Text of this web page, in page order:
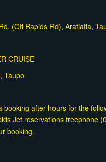
(Off Rapids Rd), Aratiatia,
CRUISE
Taupo
booking after hours for the
Jet reservations freephone
booking.